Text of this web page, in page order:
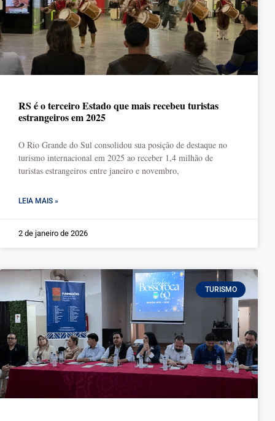
RS é o terceiro Estado que mais recebeu turistas
estrangeiros em 2025
O Rio Grande do Sul consolidou sua posição de destaque no
turismo internacional em 2025 ao receber 1,4 milhão de
turistas estrangeiros entre janeiro e novembro,
LEIA MAIS »
2 de janeiro de 2026
TURISMO